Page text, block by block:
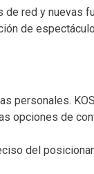
red y nuevas
de
personales.
opciones de
del